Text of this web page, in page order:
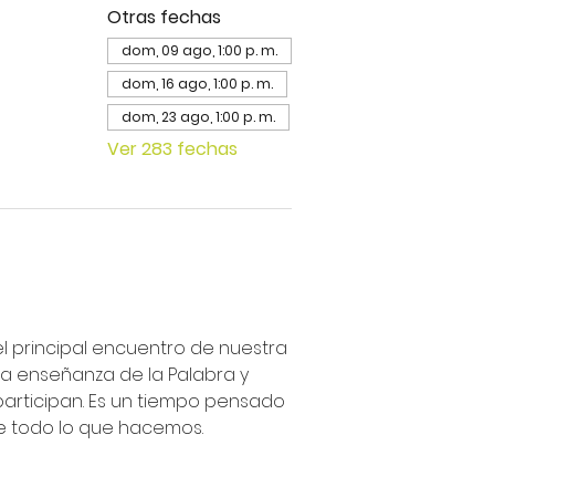
Otras fechas
dom, 09 ago, 1:00 p. m.
dom, 16 ago, 1:00 p. m.
dom, 23 ago, 1:00 p. m.
Ver 283 fechas
principal encuentro de nuestra
enseñanza de la Palabra y
Es un tiempo pensado
todo lo que hacemos.